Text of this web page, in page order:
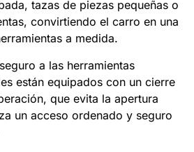
tazas de piezas pequeñas o
convirtiendo el carro en una
a medida.
a las herramientas
están equipados con un cierre
que evita la apertura
un acceso ordenado y seguro